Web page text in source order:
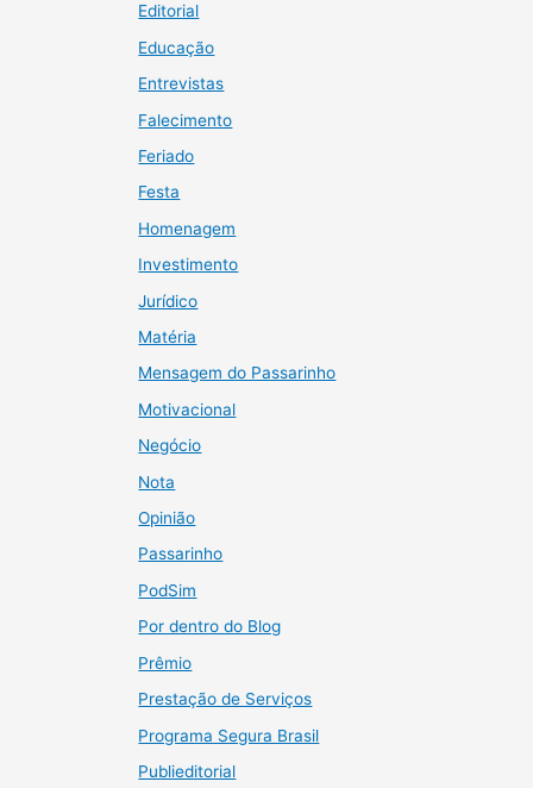
Editorial
Educação
Entrevistas
Falecimento
Feriado
Festa
Homenagem
Investimento
Jurídico
Matéria
Mensagem do Passarinho
Motivacional
Negócio
Nota
Opinião
Passarinho
PodSim
Por dentro do Blog
Prêmio
Prestação de Serviços
Programa Segura Brasil
Publieditorial